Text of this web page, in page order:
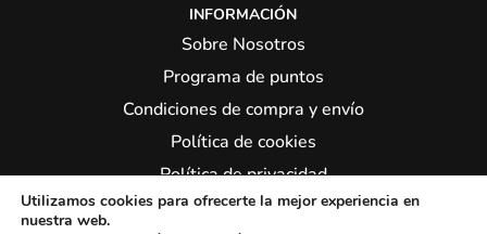
INFORMACIÓN
Sobre Nosotros
Programa de puntos
Condiciones de compra y envío
Política de cookies
Política de privacidad
Síguenos:
Utilizamos cookies para ofrecerte la mejor experiencia en
nuestra web.